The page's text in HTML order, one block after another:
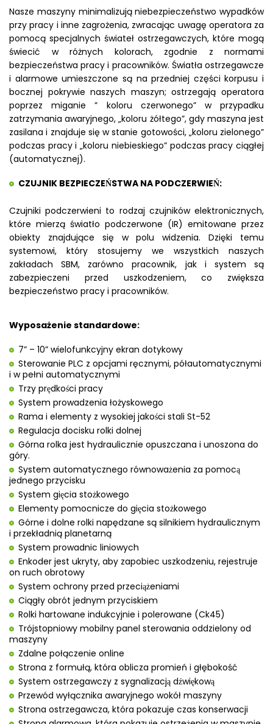
Nasze maszyny minimalizują niebezpieczeństwo wypadków
przy pracy i inne zagrożenia, zwracając uwagę operatora za
pomocą specjalnych świateł ostrzegawczych, które mogą
świecić w różnych kolorach, zgodnie z normami
bezpieczeństwa pracy i pracowników. Światła ostrzegawcze
i alarmowe umieszczone są na przedniej części korpusu i
bocznej pokrywie naszych maszyn; ostrzegają operatora
poprzez miganie ” koloru czerwonego” w przypadku
zatrzymania awaryjnego, „koloru żółtego”, gdy maszyna jest
zasilana i znajduje się w stanie gotowości, „koloru zielonego”
podczas pracy i „koloru niebieskiego” podczas pracy ciągłej
(automatycznej).
CZUJNIK BEZPIECZEŃSTWA NA PODCZERWIEŃ:
Czujniki podczerwieni to rodzaj czujników elektronicznych,
które mierzą światło podczerwone (IR) emitowane przez
obiekty znajdujące się w polu widzenia. Dzięki temu
systemowi, który stosujemy we wszystkich naszych
zakładach SBM, zarówno pracownik, jak i system są
zabezpieczeni przed uszkodzeniem, co zwiększa
bezpieczeństwo pracy i pracowników.
Wyposażenie standardowe:
7” – 10” wielofunkcyjny ekran dotykowy
Sterowanie PLC z opcjami ręcznymi, półautomatycznymi
i w pełni automatycznymi
Trzy prędkości pracy
System prowadzenia łożyskowego
Rama i elementy z wysokiej jakości stali St-52
Regulacja docisku rolki dolnej
Górna rolka jest hydraulicznie opuszczana i unoszona do
góry.
System automatycznego równoważenia za pomocą
jednego przycisku
System gięcia stożkowego
Elementy pomocnicze do gięcia stożkowego
Górne i dolne rolki napędzane są silnikiem hydraulicznym
i przekładnią planetarną
System prowadnic liniowych
Enkoder jest ukryty, aby zapobiec uszkodzeniu, rejestruje
on ruch obrotowy
System ochrony przed przeciążeniami
Ciągły obrót jednym przyciskiem
Rolki hartowane indukcyjnie i polerowane (Ck45)
Trójstopniowy mobilny panel sterowania oddzielony od
maszyny
Zdalne połączenie online
Strona z formułą, która oblicza promień i głębokość
System ostrzegawczy z sygnalizacją dźwiękową
Przewód wyłącznika awaryjnego wokół maszyny
Strona ostrzegawcza, która pokazuje czas konserwacji